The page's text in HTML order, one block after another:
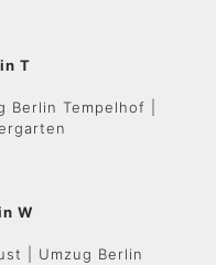
T
Berlin Tempelhof |
W
| Umzug Berlin